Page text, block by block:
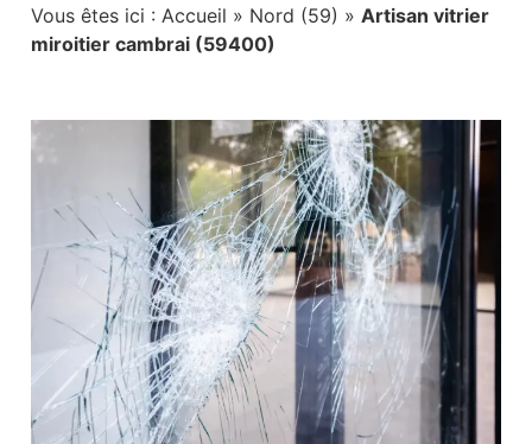
Vous êtes ici : Accueil » Nord (59) » Artisan vitrier
miroitier cambrai (59400)